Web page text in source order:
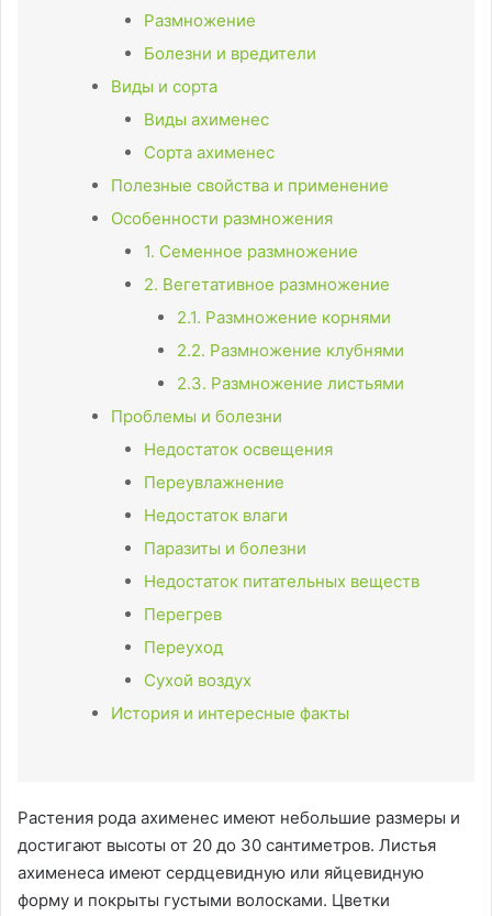
Размножение
Болезни и вредители
Виды и сорта
Виды ахименес
Сорта ахименес
Полезные свойства и применение
Особенности размножения
1. Семенное размножение
2. Вегетативное размножение
2.1. Размножение корнями
2.2. Размножение клубнями
2.3. Размножение листьями
Проблемы и болезни
Недостаток освещения
Переувлажнение
Недостаток влаги
Паразиты и болезни
Недостаток питательных веществ
Перегрев
Переуход
Сухой воздух
История и интересные факты
Растения рода ахименес имеют небольшие размеры и
достигают высоты от 20 до 30 сантиметров. Листья
ахименеса имеют сердцевидную или яйцевидную
форму и покрыты густыми волосками. Цветки